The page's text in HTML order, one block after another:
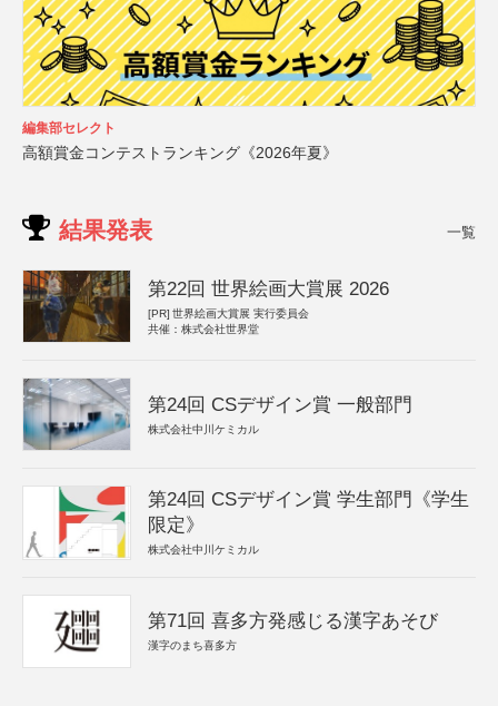
編集部セレクト
高額賞金コンテストランキング《2026年夏》
結果発表 一覧
第22回 世界絵画大賞展 2026
[PR] 世界絵画大賞展 実行委員会
共催：株式会社世界堂
第24回 CSデザイン賞 一般部門
株式会社中川ケミカル
第24回 CSデザイン賞 学生部門《学生
限定》
株式会社中川ケミカル
第71回 喜多方発感じる漢字あそび
漢字のまち喜多方